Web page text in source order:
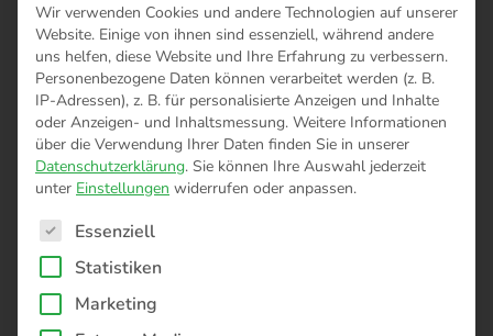
Passwort vergessen?
Noch kein ecozins-Kundenkonto?
Ihre Vorteile bei ecozins
Wir verwenden Cookies und andere Technologien auf unserer
Website. Einige von ihnen sind essenziell, während andere
uns helfen, diese Website und Ihre Erfahrung zu verbessern.
Personenbezogene Daten können verarbeitet werden (z. B.
IP-Adressen), z. B. für personalisierte Anzeigen und Inhalte
oder Anzeigen- und Inhaltsmessung. Weitere Informationen
über die Verwendung Ihrer Daten finden Sie in unserer
Datenschutzerklärung. Sie können Ihre Auswahl jederzeit
unter Einstellungen widerrufen oder anpassen.
Es folgt eine Liste der Service-Gruppen, für die eine Einwilligung
Essenziell
Statistiken
Marketing